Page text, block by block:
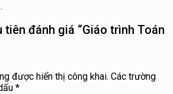
tiên đánh giá “Giáo trình Toán
được hiển thị công khai. Các trường
*